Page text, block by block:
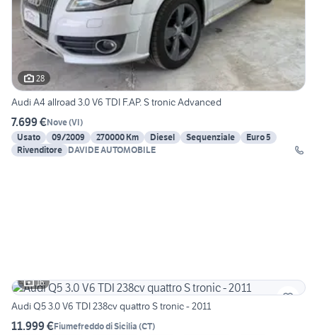
28
Audi A4 allroad 3.0 V6 TDI F.AP. S tronic Advanced
7.699 €Nove(VI)
Usato
09/2009 270000 Km Diesel Sequenziale
Euro 5
Rivenditore DAVIDE AUTOMOBILE
16
Audi Q5 3.0 V6 TDI 238cv quattro S tronic - 2011
11.999 €Fiumefreddo di Sicilia (CT)